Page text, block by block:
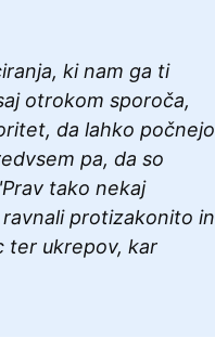
ki nam ga ti
otrokom sporoča,
da lahko počnejo
pa, da so
tako nekaj
protizakonito in
ter ukrepov, kar